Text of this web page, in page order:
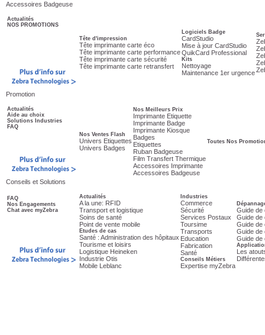
Accessoires Badgeuse
Actualités
NOS PROMOTIONS
Tête d'impression
Tête imprimante carte éco
Tête imprimante carte performance
Tête imprimante carte sécurité
Tête imprimante carte retransfert
Logiciels Badge
CardStudio
Mise à jour CardStudio
QuikCard Professional
Kits
Nettoyage
Maintenance 1er urgence
Promotion
Actualités
Aide au choix
Solutions Industries
FAQ
Nos Ventes Flash
Univers Etiquettes
Univers Badges
Nos Meilleurs Prix
Imprimante Etiquette
Imprimante Badge
Imprimante Kiosque
Badges
Etiquettes
Ruban Badgeuse
Film Transfert Thermique
Accessoires Imprimante
Accessoires Badgeuse
Toutes Nos
Conseils et Solutions
FAQ
Nos Engagements
Chat avec myZebra
Actualités
A la une: RFID
Transport et logistique
Soins de santé
Point de vente mobile
Etudes de cas
Santé : Administration des hôpitaux
Tourisme et loisirs
Logistique Heineken
Industrie Otis
Mobile Leblanc
Industries
Commerce
Sécurité
Services Postaux
Toursime
Transports
Education
Fabrication
Santé
Conseils Métiers
Expertise myZebra
Guide de
Guide de
Guide de
Guide de
Guide de
Les